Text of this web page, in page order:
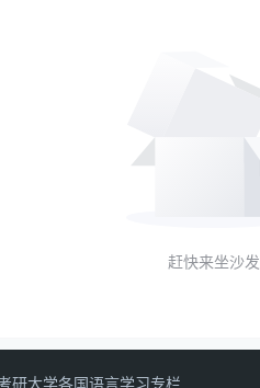
赶快来坐沙发
研大学各国语言学习专栏